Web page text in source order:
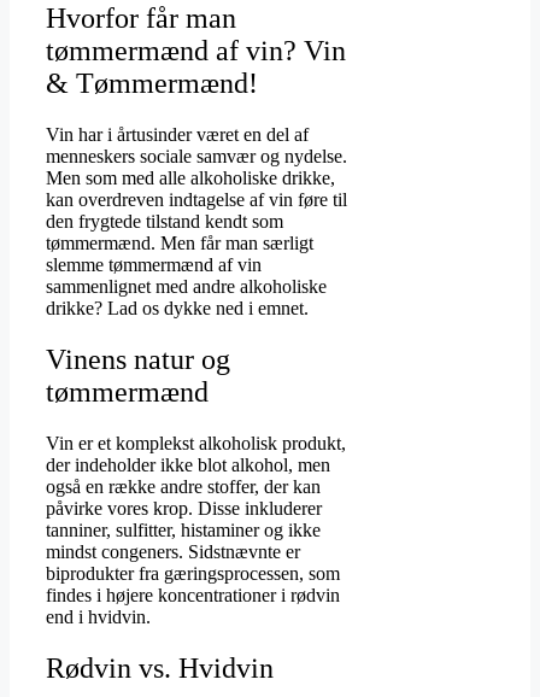
Hvorfor får man
tømmermænd af vin? Vin
& Tømmermænd!
Vin har i årtusinder været en del af
menneskers sociale samvær og nydelse.
Men som med alle alkoholiske drikke,
kan overdreven indtagelse af vin føre til
den frygtede tilstand kendt som
tømmermænd. Men får man særligt
slemme tømmermænd af vin
sammenlignet med andre alkoholiske
drikke? Lad os dykke ned i emnet.
Vinens natur og
tømmermænd
Vin er et komplekst alkoholisk produkt,
der indeholder ikke blot alkohol, men
også en række andre stoffer, der kan
påvirke vores krop. Disse inkluderer
tanniner, sulfitter, histaminer og ikke
mindst congeners. Sidstnævnte er
biprodukter fra gæringsprocessen, som
findes i højere koncentrationer i rødvin
end i hvidvin.
Rødvin vs. Hvidvin